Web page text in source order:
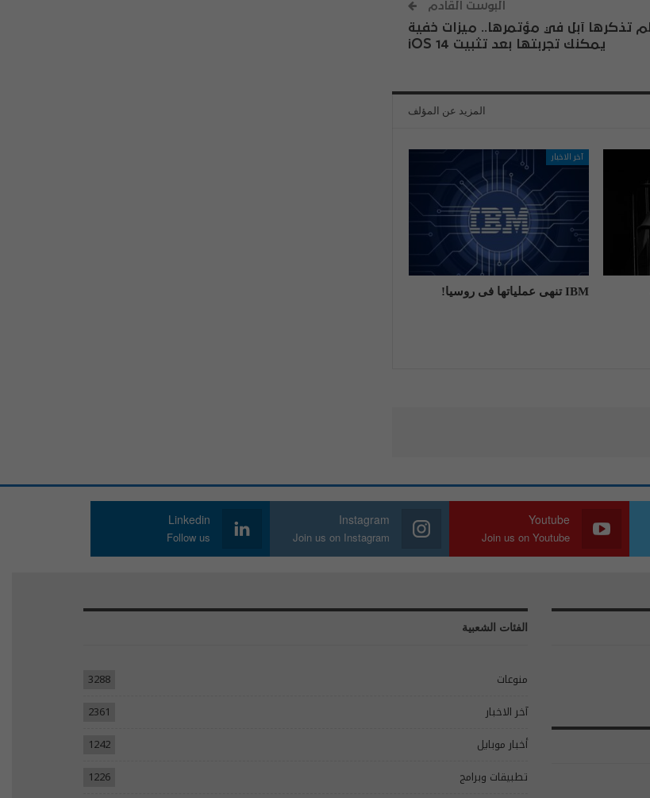
البوست القادم
لم تذكرها آبل في مؤتمرها.. ميزات خفية
يمكنك تجربتها بعد تثبيت iOS 14
المزيد عن المؤلف
آخر الاخبار
IBM تنهی عملیاتها فی روسیا!
Youtube
Join us on Youtube
Instagram
Join us on Instagram
Linkedin
Follow us
الفئات الشعبية
منوعات
3288
آخر الاخبار
2361
أخبار موبايل
1242
تطبيقات وبرامج
1226